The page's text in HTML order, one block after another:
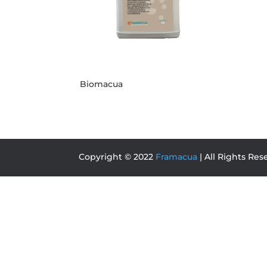
Biomacua
Copyright © 2022 Framacua | All Rights